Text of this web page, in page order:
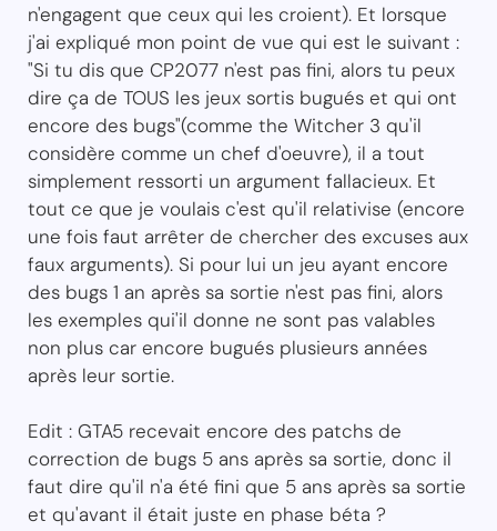
n'engagent que ceux qui les croient). Et lorsque
j'ai expliqué mon point de vue qui est le suivant :
"Si tu dis que CP2077 n'est pas fini, alors tu peux
dire ça de TOUS les jeux sortis bugués et qui ont
encore des bugs"(comme the Witcher 3 qu'il
considère comme un chef d'oeuvre), il a tout
simplement ressorti un argument fallacieux. Et
tout ce que je voulais c'est qu'il relativise (encore
une fois faut arrêter de chercher des excuses aux
faux arguments). Si pour lui un jeu ayant encore
des bugs 1 an après sa sortie n'est pas fini, alors
les exemples qui'il donne ne sont pas valables
non plus car encore bugués plusieurs années
après leur sortie.
Edit : GTA5 recevait encore des patchs de
correction de bugs 5 ans après sa sortie, donc il
faut dire qu'il n'a été fini que 5 ans après sa sortie
et qu'avant il était juste en phase béta ?